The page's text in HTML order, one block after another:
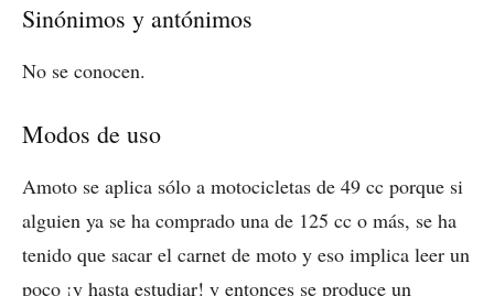
Sinónimos y antónimos
No se conocen.
Modos de uso
Amoto se aplica sólo a motocicletas de 49 cc porque si
alguien ya se ha comprado una de 125 cc o más, se ha
tenido que sacar el carnet de moto y eso implica leer un
poco ¡y hasta estudiar! y entonces se produce un